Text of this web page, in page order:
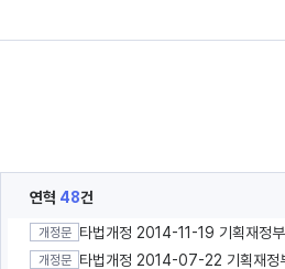
연혁 48건
개정문
개정문